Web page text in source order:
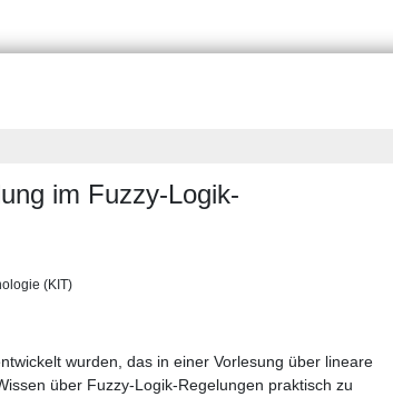
im Fuzzy-Logik-
(KIT)
wurden, das in einer Vorlesung über lineare
über Fuzzy-Logik-Regelungen praktisch zu